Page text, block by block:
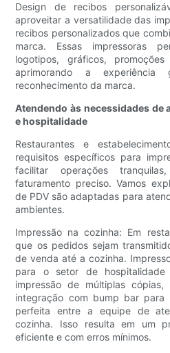
Design de recibos
aproveitar a versatilidade das
recibos personalizados que
marca. Essas impressoras
logotipos, gráficos,
aprimorando a
reconhecimento da marca.
Atendendo às necessidades de
e hospitalidade
Restaurantes e
requisitos específicos para
facilitar operações
faturamento preciso. Vamos
de PDV são adaptadas para
ambientes.
Impressão na cozinha: Em
que os pedidos sejam
de venda até a cozinha.
para o setor de hospitalidade
impressão de múltiplas
integração com bump bar para
perfeita entre a equipe de
cozinha. Isso resulta em um
eficiente e com erros mínimos.